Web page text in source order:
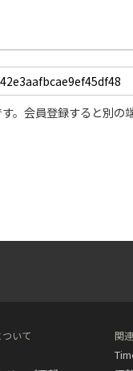
会員登録すると別の
いて 関